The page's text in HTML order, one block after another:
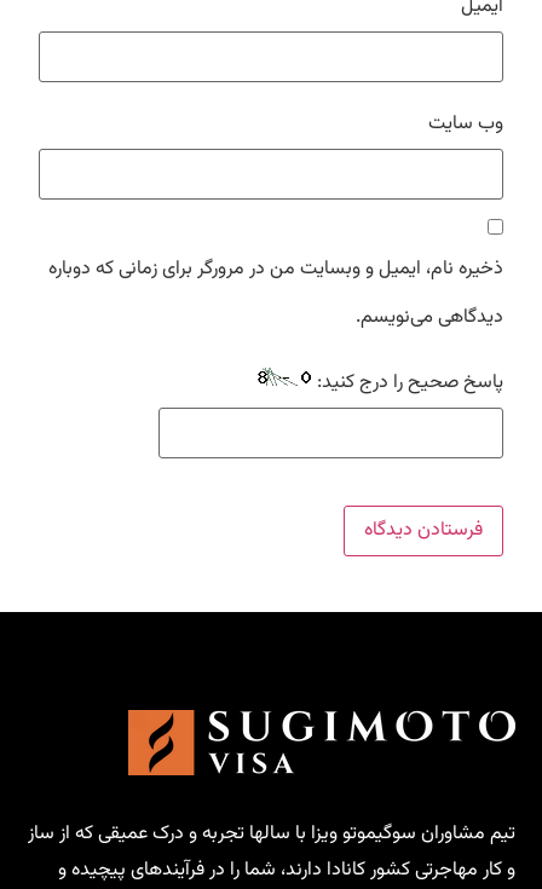
ایمیل
وب‌ سایت
ذخیره نام، ایمیل و وبسایت من در مرورگر برای زمانی که دوباره
دیدگاهی می‌نویسم.
پاسخ صحیح را درج کنید:
تیم مشاوران سوگیموتو ویزا با سالها تجربه و درک عمیقی که از ساز
و کار مهاجرتی کشور کانادا دارند، شما را در فرآیندهای پیچیده و